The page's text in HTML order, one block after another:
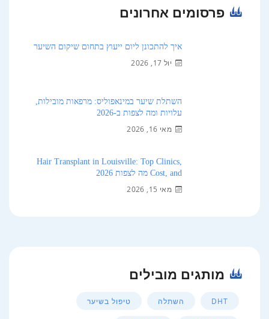
פרסומים אחרונים
איך להתכונן ליום ייעוץ בתחום שיקום השיער
יול 17, 2026
השתלת שיער במינאפוליס: מרפאות מובילות,
עלויות ומה לצפות ב-2026
מאי 16, 2026
Hair Transplant in Louisville: Top Clinics,
Cost, and מה לצפות 2026
מאי 15, 2026
מותגים מובילים
DHT השתלה טיפול בשיער